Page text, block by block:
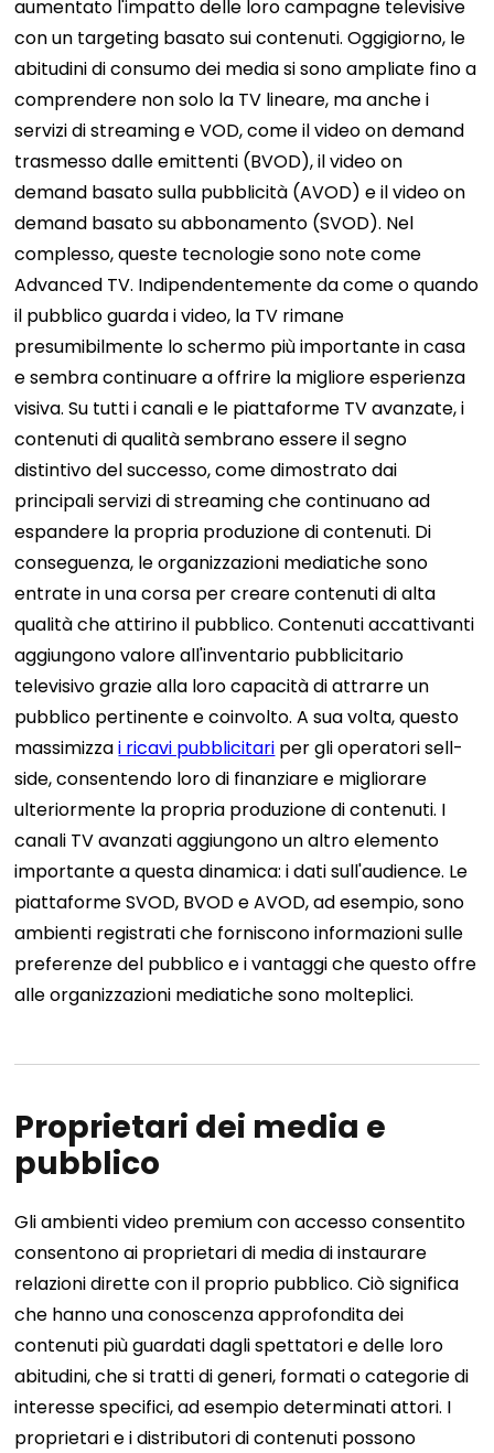
aumentato l'impatto delle loro campagne televisive
con un targeting basato sui contenuti. Oggigiorno, le
abitudini di consumo dei media si sono ampliate fino a
comprendere non solo la TV lineare, ma anche i
servizi di streaming e VOD, come il video on demand
trasmesso dalle emittenti (BVOD), il video on
demand basato sulla pubblicità (AVOD) e il video on
demand basato su abbonamento (SVOD). Nel
complesso, queste tecnologie sono note come
Advanced TV. Indipendentemente da come o quando
il pubblico guarda i video, la TV rimane
presumibilmente lo schermo più importante in casa
e sembra continuare a offrire la migliore esperienza
visiva. Su tutti i canali e le piattaforme TV avanzate, i
contenuti di qualità sembrano essere il segno
distintivo del successo, come dimostrato dai
principali servizi di streaming che continuano ad
espandere la propria produzione di contenuti. Di
conseguenza, le organizzazioni mediatiche sono
entrate in una corsa per creare contenuti di alta
qualità che attirino il pubblico. Contenuti accattivanti
aggiungono valore all'inventario pubblicitario
televisivo grazie alla loro capacità di attrarre un
pubblico pertinente e coinvolto. A sua volta, questo
massimizzai ricavi pubblicitari per gli operatori sell-
side, consentendo loro di finanziare e migliorare
ulteriormente la propria produzione di contenuti. I
canali TV avanzati aggiungono un altro elemento
importante a questa dinamica: i dati sull'audience. Le
piattaforme SVOD, BVOD e AVOD, ad esempio, sono
ambienti registrati che forniscono informazioni sulle
preferenze del pubblico e i vantaggi che questo offre
alle organizzazioni mediatiche sono molteplici.
Proprietari dei media e
pubblico
Gli ambienti video premium con accesso consentito
consentono ai proprietari di media di instaurare
relazioni dirette con il proprio pubblico. Ciò significa
che hanno una conoscenza approfondita dei
contenuti più guardati dagli spettatori e delle loro
abitudini, che si tratti di generi, formati o categorie di
interesse specifici, ad esempio determinati attori. I
proprietari e i distributori di contenuti possono